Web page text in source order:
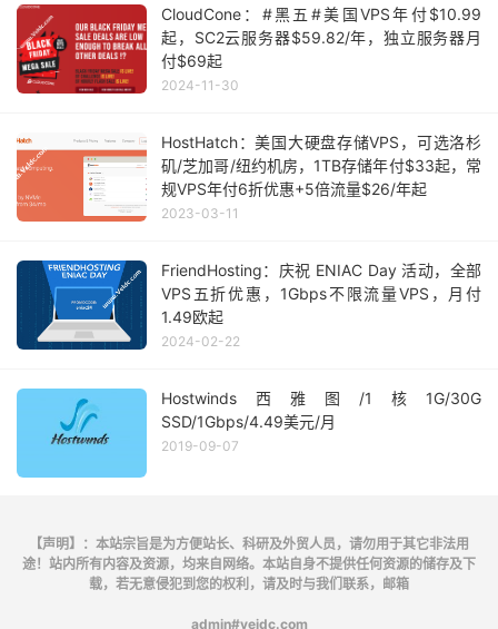
CloudCone：#黑五#美国VPS年付$10.99
起，SC2云服务器$59.82/年，独立服务器月
付$69起
2024-11-30
HostHatch：美国大硬盘存储VPS，可选洛杉
矶/芝加哥/纽约机房，1TB存储年付$33起，常
规VPS年付6折优惠+5倍流量$26/年起
2023-03-11
FriendHosting：庆祝 ENIAC Day 活动，全部
VPS五折优惠，1Gbps不限流量VPS，月付
1.49欧起
2024-02-22
Hostwinds西雅图/1核1G/30G
SSD/1Gbps/4.49美元/月
2019-09-07
【声明】：本站宗旨是为方便站长、科研及外贸人员，请勿用于其它非法用
途！站内所有内容及资源，均来自网络。本站自身不提供任何资源的储存及下
载，若无意侵犯到您的权利，请及时与我们联系，邮箱
admin#veidc.com